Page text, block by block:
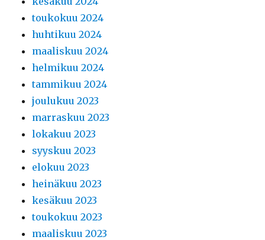
toukokuu 2024
huhtikuu 2024
maaliskuu 2024
helmikuu 2024
tammikuu 2024
joulukuu 2023
marraskuu 2023
lokakuu 2023
syyskuu 2023
elokuu 2023
heinäkuu 2023
kesäkuu 2023
toukokuu 2023
maaliskuu 2023